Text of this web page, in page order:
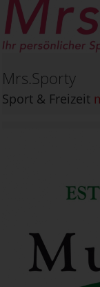
Mrs.Sporty
Sport & Freizeit